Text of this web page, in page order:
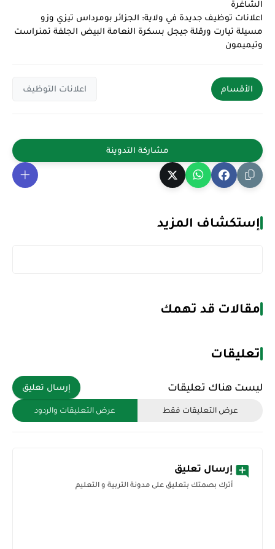
الشاغرة
اعلانات توظيف جديدة في ولاية: الجزائر بومرداس تيزي وزو
مسيلة تيارت ورقلة جيجل بسكرة النعامة البيض الجلفة تمنراست
وتيميمون
الأقسام اعلانات التوظيف
إستكشاف المزيد
مقالات قد تهمك
تعليقات
ليست هناك تعليقات إرسال تعليق
عرض التعليقات فقط عرض التعليقات والردود
إرسال تعليق
أترك بصمتك بتعليق على مدونة التربية و التعليم